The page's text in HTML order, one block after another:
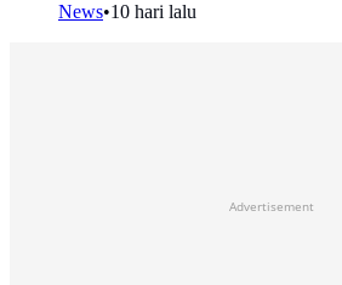
News•10 hari lalu
Advertisement